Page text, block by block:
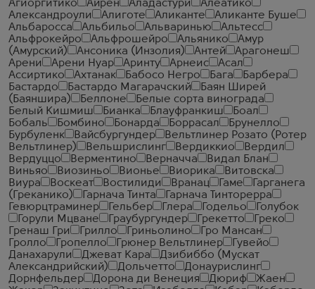
Агиоргитико
Айрен Аладастури
Алеатико
Александроули
Алиготе Аликанте
Аликанте Буше
Альбаросса
Альбильо Альваринью
Альтесс
Альфрокейро
Альфрошейро Альянико
Амур
(Амурский)
Ансоника (Инзолия) Антей
Арагонеш
Арени
Арени Нуар Аринту Арнеис
Асал
Ассиртико
Ахтанак Бабосо Негро Бага
Барбера
Бастардо
Бастардо Магарачский
Баян Ширей
(Баяншира)
Беллоне
Белые сорта винограда
Белый Кишмиш
Бианка Блауфранкиш
Боал
Бобаль
Бомбино Бонарда Боррасал
Брунелло
Бурбуленк
Вайсбургундер
Вельтлинер Розато (Ротер
Вельтлинер)
Вельшрислинг Вердиккио
Вердил
Вердуццо
Верментино Верначча
Видал Блан
Виньяо
Виозиньо Вионье Виорика
Витовска
Виура
Воскеат Востилиди Вранац Гаме
Гарганега
(Греканико)
Гарнача Тинта
Гарнача Тинторерра
Гевюрцтраминер
Гельбер Глера Годельо
Голубок
Горули Мцване
Граубургундер Грекетто
Греко
Гренаш Гри
Грилло Гриньолино
Гро Мансан
Гролло
Гропелло Грюнер Вельтлинер
Гувейо
Данахарули
Джеват Кара
Дзибиббо (Мускат
Александрийский)
Дольчетто
Донаурислинг
Дорнфельдер
Дорона ди Венеция Дюриф
Жаен